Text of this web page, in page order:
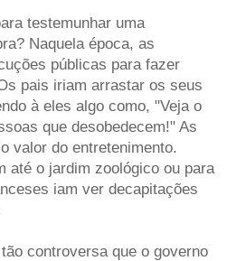
testemunhar uma
Naquela época, as
públicas para fazer
pais iriam arrastar os seus
à eles algo como, "Veja o
que desobedecem!" As
valor do entretenimento.
até o jardim zoológico ou para
iam ver decapitações
controversa que o governo